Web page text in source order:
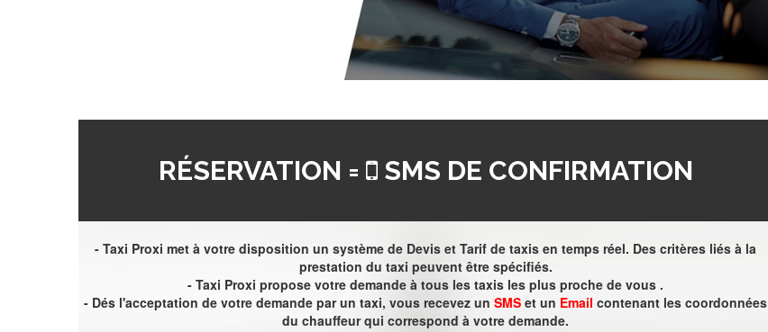
RÉSERVATION = SMS DE CONFIRMATION
- Taxi Proxi met à votre disposition un système de Devis et Tarif de taxis en temps réel. Des critères liés à la
prestation du taxi peuvent être spécifiés.
- Taxi Proxi propose votre demande à tous les taxis les plus proche de vous .
- Dés l'acceptation de votre demande par un taxi, vous recevez un SMS et un Email contenant les coordonnées
du chauffeur qui correspond à votre demande.